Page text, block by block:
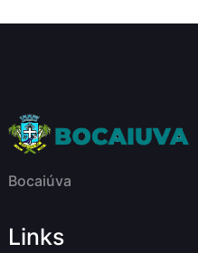
Bocaiúva
Links